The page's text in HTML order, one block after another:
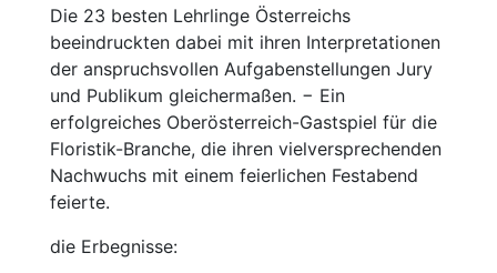
Die 23 besten Lehrlinge Österreichs
beeindruckten dabei mit ihren Interpretationen
der anspruchsvollen Aufgabenstellungen Jury
und Publikum gleichermaßen. − Ein
erfolgreiches Oberösterreich-Gastspiel für die
Floristik-Branche, die ihren vielversprechenden
Nachwuchs mit einem feierlichen Festabend
feierte.
die Erbegnisse: